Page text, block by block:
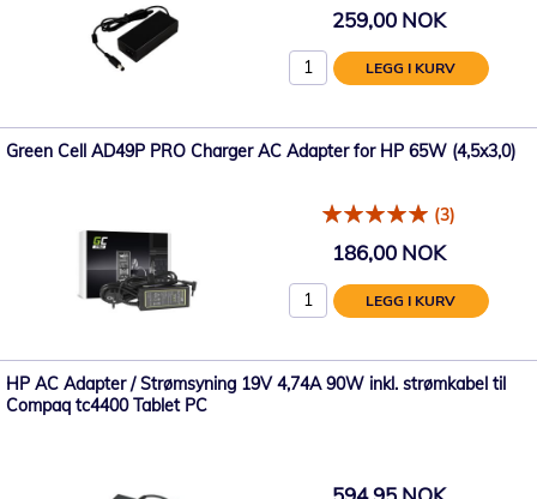
259,00 NOK
LEGG I KURV
Green Cell AD49P PRO Charger AC Adapter for HP 65W (4,5x3,0)
(3)
186,00 NOK
LEGG I KURV
HP AC Adapter / Strømsyning 19V 4,74A 90W inkl. strømkabel til
Compaq tc4400 Tablet PC